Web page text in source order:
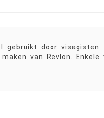
gebruikt door
van Revlon. Enkele